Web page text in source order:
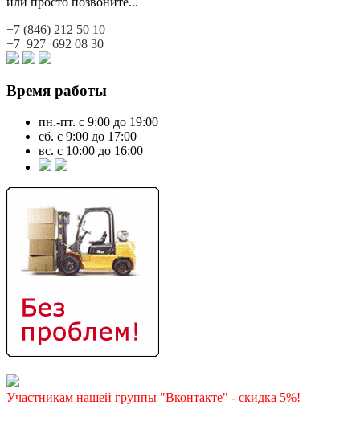
+7 (846) 212 50 10
+7 927 692 08 30
Время работы
пн.-пт. с 9:00 до 19:00
сб. с 9:00 до 17:00
вс. с 10:00 до 16:00
Участникам нашей группы "Вконтакте" - скидка 5%!